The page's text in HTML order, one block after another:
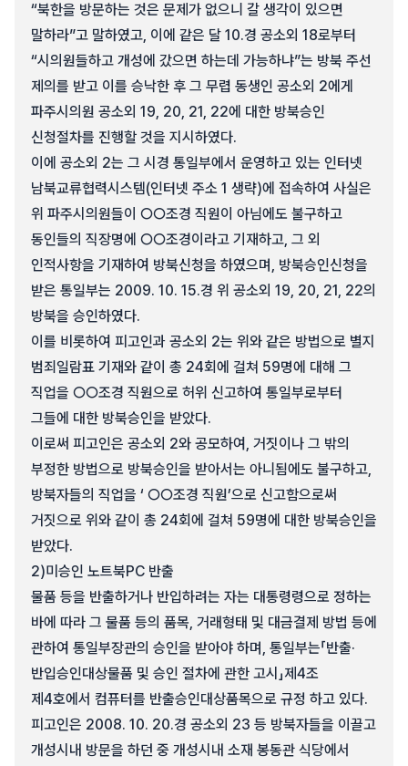
“북한을 방문하는 것은 문제가 없으니 갈 생각이 있으면
말하라”고 말하였고, 이에 같은 달 10.경 공소외 18로부터
“시의원들하고 개성에 갔으면 하는데 가능하냐”는 방북 주선
제의를 받고 이를 승낙한 후 그 무렵 동생인 공소외 2에게
파주시의원 공소외 19, 20, 21, 22에 대한 방북승인
신청절차를 진행할 것을 지시하였다.
이에 공소외 2는 그 시경 통일부에서 운영하고 있는 인터넷
남북교류협력시스템(인터넷 주소 1 생략)에 접속하여 사실은
위 파주시의원들이 ○○조경 직원이 아님에도 불구하고
동인들의 직장명에 ○○조경이라고 기재하고, 그 외
인적사항을 기재하여 방북신청을 하였으며, 방북승인신청을
받은 통일부는 2009. 10. 15.경 위 공소외 19, 20, 21, 22의
방북을 승인하였다.
이를 비롯하여 피고인과 공소외 2는 위와 같은 방법으로 별지
범죄일람표 기재와 같이 총 24회에 걸쳐 59명에 대해 그
직업을 ○○조경 직원으로 허위 신고하여 통일부로부터
그들에 대한 방북승인을 받았다.
이로써 피고인은 공소외 2와 공모하여, 거짓이나 그 밖의
부정한 방법으로 방북승인을 받아서는 아니됨에도 불구하고,
방북자들의 직업을 ‘ ○○조경 직원’으로 신고함으로써
거짓으로 위와 같이 총 24회에 걸쳐 59명에 대한 방북승인을
받았다.
2)미승인 노트북PC 반출
물품 등을 반출하거나 반입하려는 자는 대통령령으로 정하는
바에 따라 그 물품 등의 품목, 거래형태 및 대금결제 방법 등에
관하여 통일부장관의 승인을 받아야 하며, 통일부는「반출·
반입승인대상물품 및 승인 절차에 관한 고시」제4조
제4호에서 컴퓨터를 반출승인대상품목으로 규정 하고 있다.
피고인은 2008. 10. 20.경 공소외 23 등 방북자들을 이끌고
개성시내 방문을 하던 중 개성시내 소재 봉동관 식당에서